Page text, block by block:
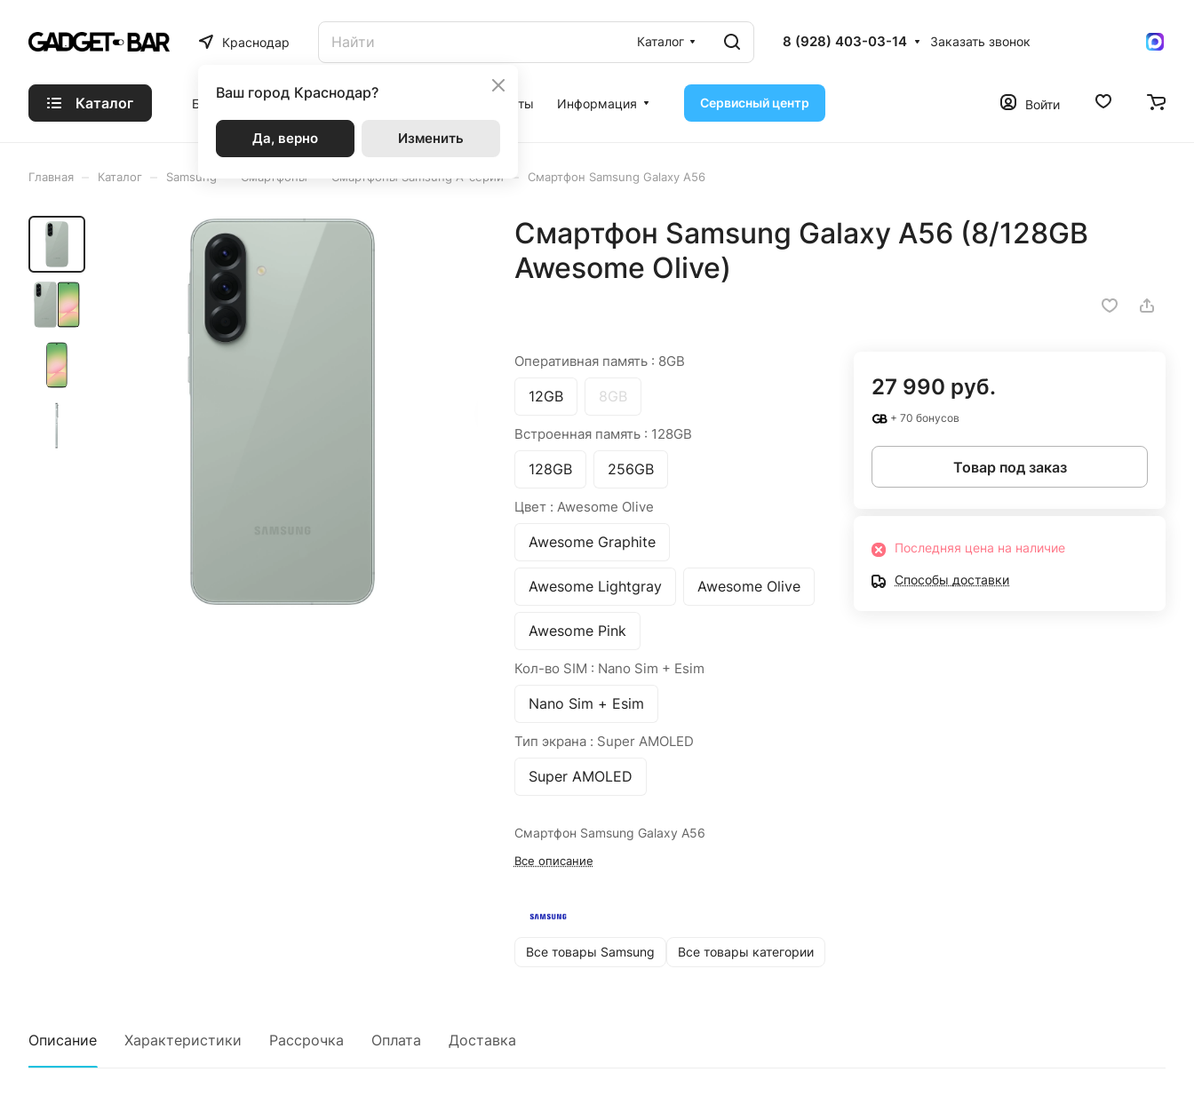
Краснодар
Ваш город Краснодар?
Да, верно Изменить
Каталог 8 (928) 403-03-14 Заказать звонок
Каталог Бренды Статьи Акции Контакты Информация Сервисный центр Войти
Главная Каталог Samsung Смартфоны Смартфоны Samsung A-серии – Смартфон Samsung Galaxy A56
Смартфон Samsung Galaxy A56 (8/128GB
Awesome Olive)
Оперативная память : 8GB
12GB 8GB
Встроенная память : 128GB
128GB 256GB
Цвет : Awesome Olive
Awesome Graphite
Awesome Lightgray Awesome Olive
Awesome Pink
Кол-во SIM : Nano Sim + Esim
Nano Sim + Esim
Тип экрана : Super AMOLED
Super AMOLED
Смартфон Samsung Galaxy A56
Все описание
Все товары Samsung Все товары категории
27 990 руб.
+ 70 бонусов
Товар под заказ
Последняя цена на наличие
Способы доставки
Описание Характеристики Рассрочка Оплата Доставка